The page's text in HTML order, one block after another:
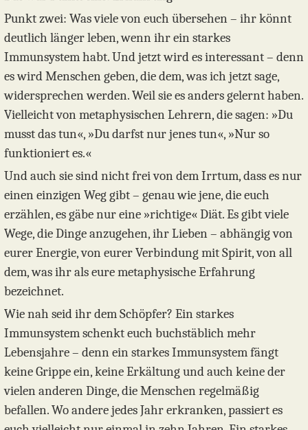
Punkt zwei: Was viele von euch übersehen – ihr könnt
deutlich länger leben, wenn ihr ein starkes
Immunsystem habt. Und jetzt wird es interessant – denn
es wird Menschen geben, die dem, was ich jetzt sage,
widersprechen werden. Weil sie es anders gelernt haben.
Vielleicht von metaphysischen Lehrern, die sagen: »Du
musst das tun«, »Du darfst nur jenes tun«, »Nur so
funktioniert es.«
Und auch sie sind nicht frei von dem Irrtum, dass es nur
einen einzigen Weg gibt – genau wie jene, die euch
erzählen, es gäbe nur eine »richtige« Diät. Es gibt viele
Wege, die Dinge anzugehen, ihr Lieben – abhängig von
eurer Energie, von eurer Verbindung mit Spirit, von all
dem, was ihr als eure metaphysische Erfahrung
bezeichnet.
Wie nah seid ihr dem Schöpfer? Ein starkes
Immunsystem schenkt euch buchstäblich mehr
Lebensjahre – denn ein starkes Immunsystem fängt
keine Grippe ein, keine Erkältung und auch keine der
vielen anderen Dinge, die Menschen regelmäßig
befallen. Wo andere jedes Jahr erkranken, passiert es